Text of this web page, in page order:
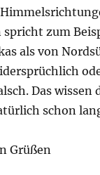
zum
als von
Das wissen
schon
Grüßen